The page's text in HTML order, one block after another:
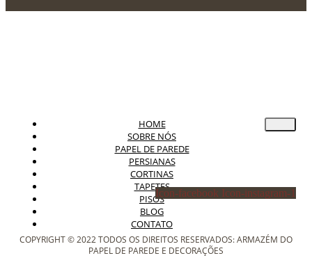
HOME
SOBRE NÓS
PAPEL DE PAREDE
PERSIANAS
CORTINAS
TAPETES
PISOS
BLOG
CONTATO
Icon-facebook Icon-instagram-1
COPYRIGHT © 2022 TODOS OS DIREITOS RESERVADOS: ARMAZÉM DO
PAPEL DE PAREDE E DECORAÇÕES